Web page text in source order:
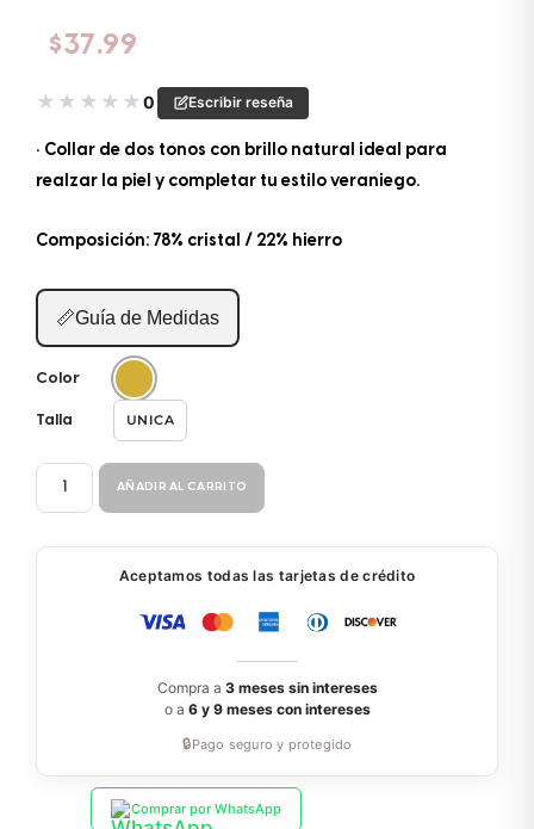
$37.99
★ ★ ★ ★ ★0 Escribir reseña
• Collar de dos tonos con brillo natural ideal para
realzar la piel y completar tu estilo veraniego.
Composición: 78% cristal / 22% hierro
📏Guía de Medidas
Color
Talla UNICA
COLLAR
CORTO
AÑADIR AL CARRITO
Aceptamos todas las tarjetas de crédito
Compra a 3 meses sin intereses
o a 6 y 9 meses con intereses
🔒Pago seguro y protegido
Comprar por WhatsApp